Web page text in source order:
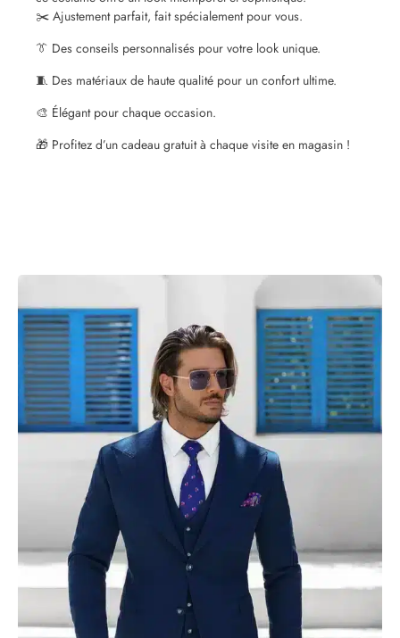
✂️ Ajustement parfait, fait spécialement pour vous.
👔 Des conseils personnalisés pour votre look unique.
🧵 Des matériaux de haute qualité pour un confort ultime.
🎨 Élégant pour chaque occasion.
🎁 Profitez d’un cadeau gratuit à chaque visite en magasin !